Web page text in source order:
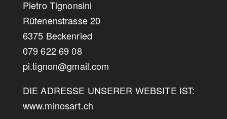
Pietro Tignonsini
Rütenenstrasse 20
6375 Beckenried
079 622 69 08
pi.tignon@gmail.com
DIE ADRESSE UNSERER WEBSITE IST:
www.minosart.ch